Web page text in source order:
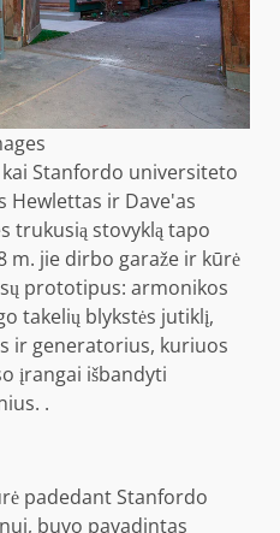
kai Stanfordo universiteto
Hewlettas ir Dave'as
trukusią stovyklą tapo
m. jie dirbo garaže ir kūrė
prototipus: armonikos
takelių blykstės jutiklį,
ir generatorius, kuriuos
įrangai išbandyti
.
padedant Stanfordo
buvo pavadintas